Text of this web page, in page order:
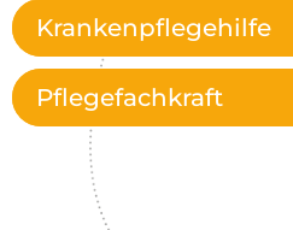
Krankenpflegehilfe
Pflegefachkraft